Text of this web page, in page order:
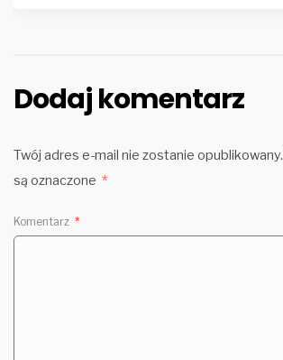
Dodaj komentarz
Twój adres e-mail nie zostanie opublikowany.
są oznaczone *
Komentarz *